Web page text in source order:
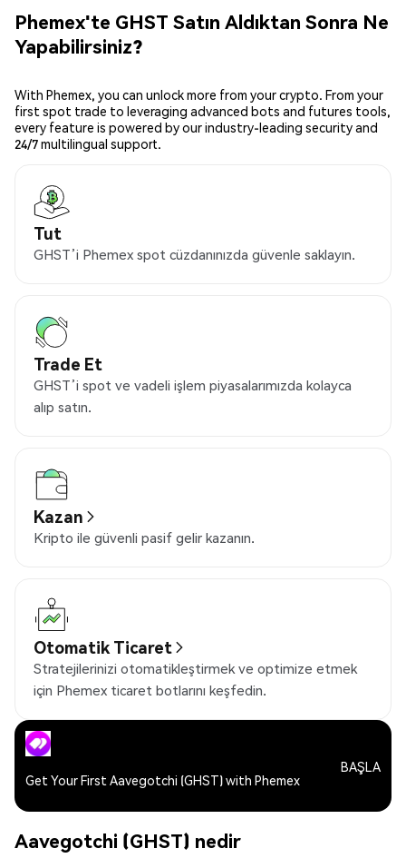
Phemex'te GHST Satın Aldıktan Sonra Ne
Yapabilirsiniz?
With Phemex, you can unlock more from your crypto. From your
first spot trade to leveraging advanced bots and futures tools,
every feature is powered by our industry-leading security and
24/7 multilingual support.
Tut
GHST’i Phemex spot cüzdanınızda güvenle saklayın.
Trade Et
GHST’i spot ve vadeli işlem piyasalarımızda kolayca
alıp satın.
Kazan
Kripto ile güvenli pasif gelir kazanın.
Otomatik Ticaret
Stratejilerinizi otomatikleştirmek ve optimize etmek
için Phemex ticaret botlarını keşfedin.
Get Your First Aavegotchi (GHST) with Phemex
BAŞLA
Aavegotchi (GHST) nedir